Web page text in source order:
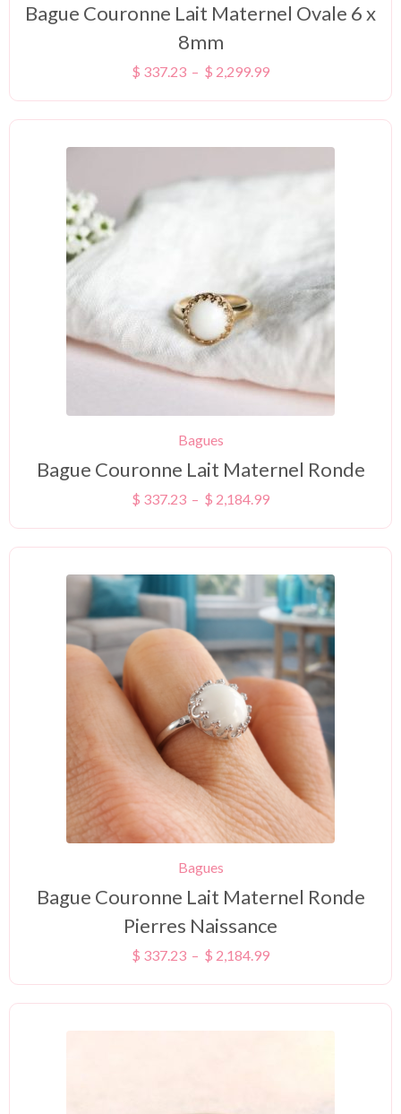
Bague Couronne Lait Maternel Ovale 6 x
8mm
$ 337.23 – $ 2,299.99
Bagues
Bague Couronne Lait Maternel Ronde
$ 337.23 – $ 2,184.99
Bagues
Bague Couronne Lait Maternel Ronde
Pierres Naissance
$ 337.23 – $ 2,184.99